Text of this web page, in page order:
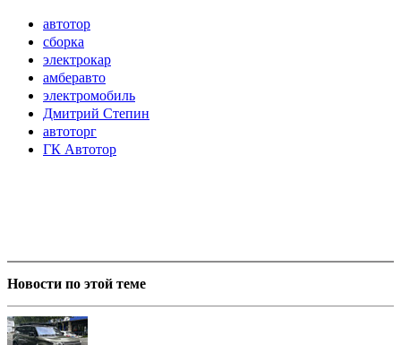
автотор
сборка
электрокар
амберавто
электромобиль
Дмитрий Степин
автоторг
ГК Автотор
Новости по этой теме